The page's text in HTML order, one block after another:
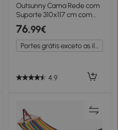
Outsunny Cama Rede com
Suporte 310x117 cm com
Bolsa de Transporte Altura
Ajustável Capacidade 120
kg para Campismo Azul e
Branco
76,99€
Portes grátis exceto as ilhas
4.9